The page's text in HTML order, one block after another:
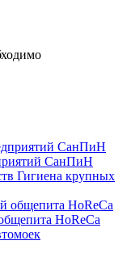
СанПиН
Гигиена крупных
HoReCa